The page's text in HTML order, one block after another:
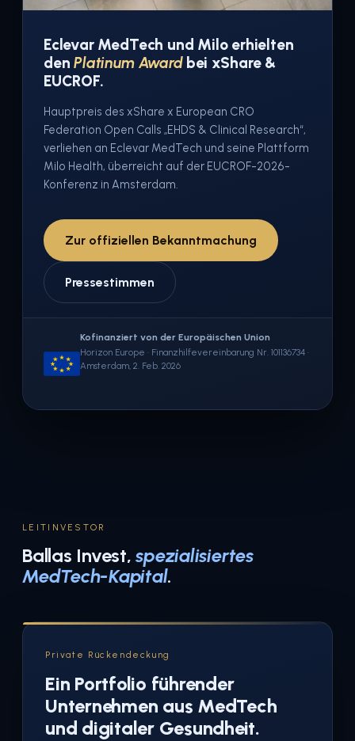
Eclevar MedTech und Milo erhielten
denPlatinum Awardbei xShare &
EUCROF.
Hauptpreis des xShare x European CRO
Federation Open Calls „EHDS & Clinical Research“,
verliehen an Eclevar MedTech und seine Plattform
Milo Health, überreicht auf der EUCROF-2026-
Konferenz in Amsterdam.
Zur offiziellen Bekanntmachung
Pressestimmen
Kofinanziert von der Europäischen Union
Horizon Europe · Finanzhilfevereinbarung Nr. 101136734 ·
Amsterdam, 2. Feb. 2026
LEITINVESTOR
Ballas Invest,spezialisiertes
MedTech-Kapital.
Private Rückendeckung
Ein Portfolio führender
Unternehmen aus MedTech
und digitaler Gesundheit.